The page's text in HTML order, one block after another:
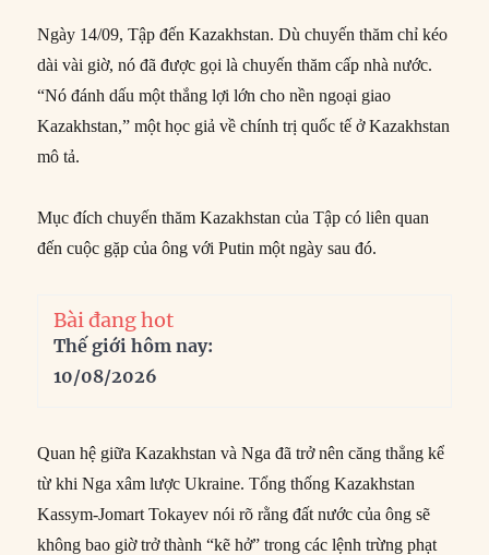
Ngày 14/09, Tập đến Kazakhstan. Dù chuyến thăm chỉ kéo
dài vài giờ, nó đã được gọi là chuyến thăm cấp nhà nước.
“Nó đánh dấu một thắng lợi lớn cho nền ngoại giao
Kazakhstan,” một học giả về chính trị quốc tế ở Kazakhstan
mô tả.
Mục đích chuyến thăm Kazakhstan của Tập có liên quan
đến cuộc gặp của ông với Putin một ngày sau đó.
Bài đang hot
Thế giới hôm nay:
10/08/2026
Quan hệ giữa Kazakhstan và Nga đã trở nên căng thẳng kể
từ khi Nga xâm lược Ukraine. Tổng thống Kazakhstan
Kassym-Jomart Tokayev nói rõ rằng đất nước của ông sẽ
không bao giờ trở thành “kẽ hở” trong các lệnh trừng phạt